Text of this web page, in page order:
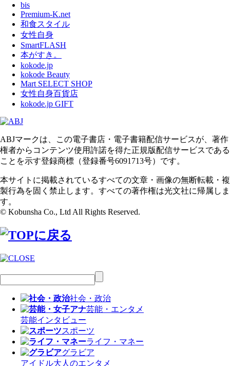
bis
Premium-K.net
和食スタイル
女性自身
SmartFLASH
本がすき。
kokode.jp
kokode Beauty
Mart SELECT SHOP
女性自身百貨店
kokode.jp GIFT
ABJマークは、この電子書店・電子書籍配信サービスが、著作
権者からコンテンツ使用許諾を得た正規版配信サービスである
ことを示す登録商標（登録番号6091713号）です。
本サイトに掲載されているすべての文章・画像の無断転載・複
製行為を固く禁止します。すべての著作権は光文社に帰属しま
す。
© Kobunsha Co., Ltd All Rights Reserved.
社会・政治
芸能・エンタメ
芸能インタビュー
スポーツ
ライフ・マネー
グラビア
アイドル大人のエンタメ